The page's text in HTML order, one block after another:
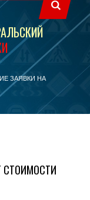
ЗАЯВКИ НА
СТОИМОСТИ